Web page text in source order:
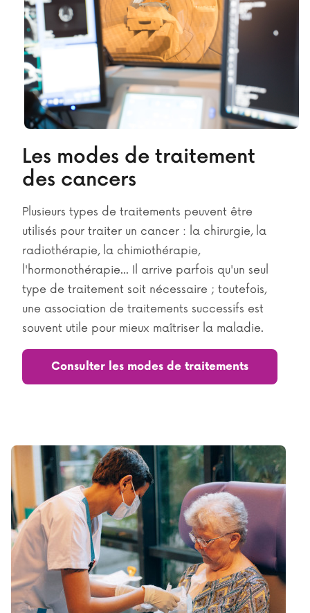
Les modes de traitement
des cancers
Plusieurs types de traitements peuvent être
utilisés pour traiter un cancer : la chirurgie, la
radiothérapie, la chimiothérapie,
l'hormonothérapie... Il arrive parfois qu'un seul
type de traitement soit nécessaire ; toutefois,
une association de traitements successifs est
souvent utile pour mieux maîtriser la maladie.
Consulter les modes de traitements